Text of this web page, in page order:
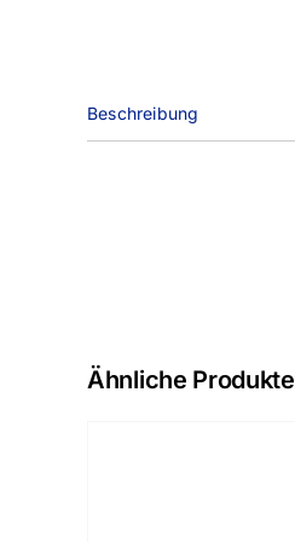
Beschreibung
Ähnliche Produkte